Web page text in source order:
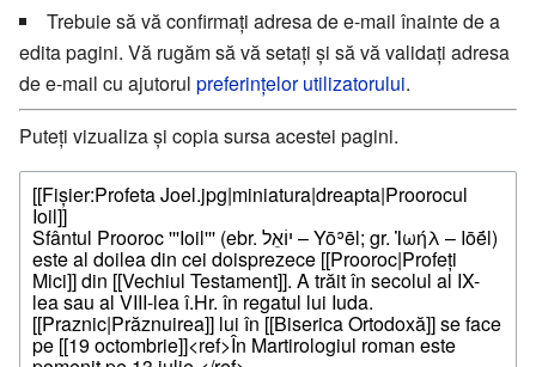
Trebuie să vă confirmați adresa de e-mail înainte de a
edita pagini. Vă rugăm să vă setați și să vă validați adresa
de e-mail cu ajutorul preferințelor utilizatorului.
Puteți vizualiza și copia sursa acestei pagini.